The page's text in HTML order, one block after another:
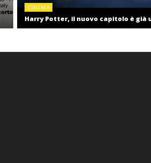
CINEMA
Harry Potter, il nuovo capitolo è già